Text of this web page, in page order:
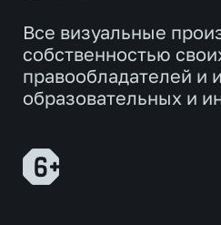
Все визуальные
собственностью
правообладателей и
образовательных и